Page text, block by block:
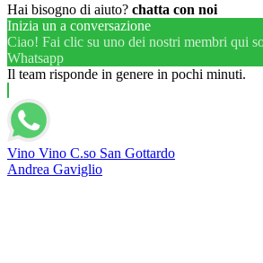
Hai bisogno di aiuto? chatta con noi
Inizia un a conversazione
Ciao! Fai clic su uno dei nostri membri qui
Whatsapp
Il team risponde in genere in pochi minuti.
Vino Vino C.so San Gottardo
Andrea Gaviglio